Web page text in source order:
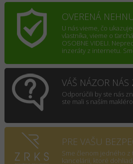
OVERENÁ
U nás vieme, čo
vlastníka, vieme o
OSOBNE VIDELI.
inzeráty z internetu.
VÁŠ NÁZOR NÁS
Odporúčili by ste nás
ste mali s naším
PRE VAŠU
Sme členom jedného
kancelárii, ktoré